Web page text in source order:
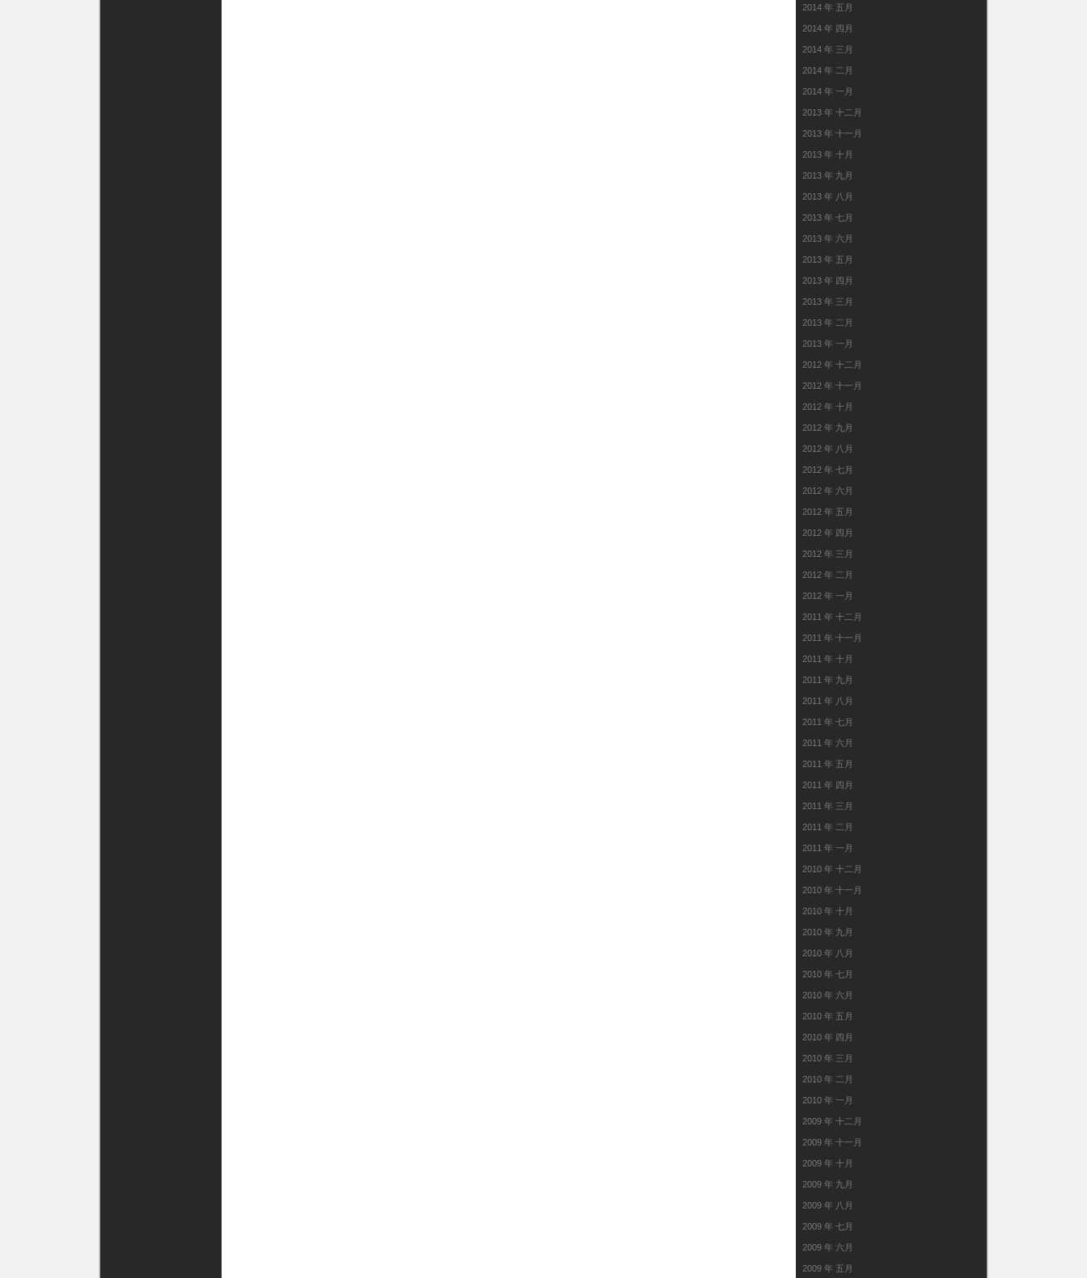
2014 年 五月
2014 年 四月
2014 年 三月
2014 年 二月
2014 年 一月
2013 年 十二月
2013 年 十一月
2013 年 十月
2013 年 九月
2013 年 八月
2013 年 七月
2013 年 六月
2013 年 五月
2013 年 四月
2013 年 三月
2013 年 二月
2013 年 一月
2012 年 十二月
2012 年 十一月
2012 年 十月
2012 年 九月
2012 年 八月
2012 年 七月
2012 年 六月
2012 年 五月
2012 年 四月
2012 年 三月
2012 年 二月
2012 年 一月
2011 年 十二月
2011 年 十一月
2011 年 十月
2011 年 九月
2011 年 八月
2011 年 七月
2011 年 六月
2011 年 五月
2011 年 四月
2011 年 三月
2011 年 二月
2011 年 一月
2010 年 十二月
2010 年 十一月
2010 年 十月
2010 年 九月
2010 年 八月
2010 年 七月
2010 年 六月
2010 年 五月
2010 年 四月
2010 年 三月
2010 年 二月
2010 年 一月
2009 年 十二月
2009 年 十一月
2009 年 十月
2009 年 九月
2009 年 八月
2009 年 七月
2009 年 六月
2009 年 五月